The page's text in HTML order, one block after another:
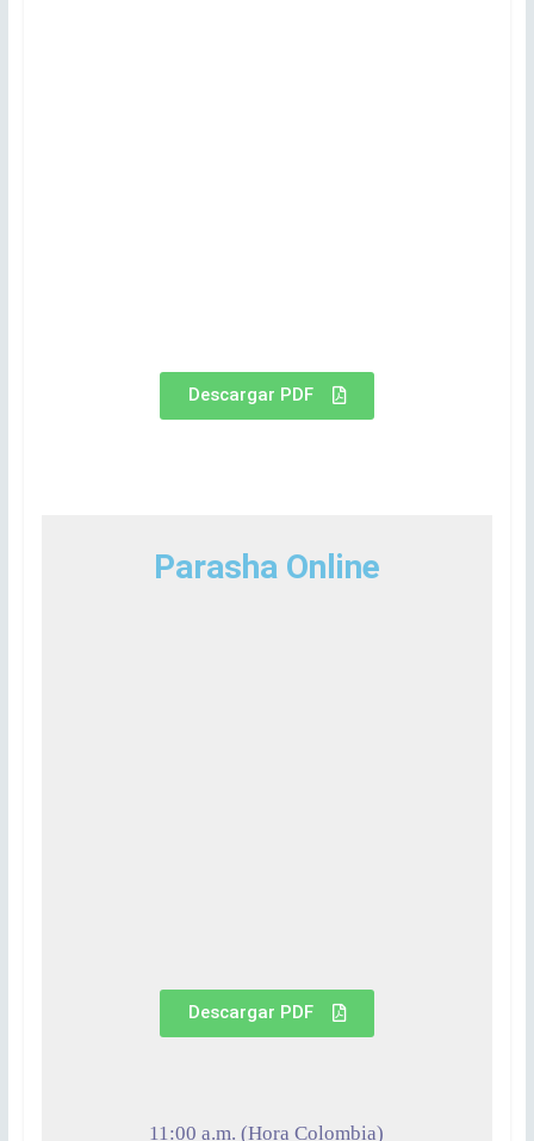
Descargar PDF
Parasha Online
Descargar PDF
11:00 a.m. (Hora Colombia)